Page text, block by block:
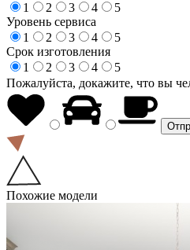
1
2 3 4
5
Уровень сервиса
1
2 3 4
5
Срок изготовления
1
2 3 4
5
Пожалуйста, докажите, что вы
Похожие модели